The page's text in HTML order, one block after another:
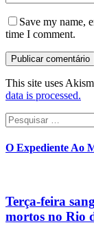
Save my name,
time I comment.
This site uses
data is processed.
Pesquisar
por:
O Expediente Ao
Terça-feira
mortos no Rio